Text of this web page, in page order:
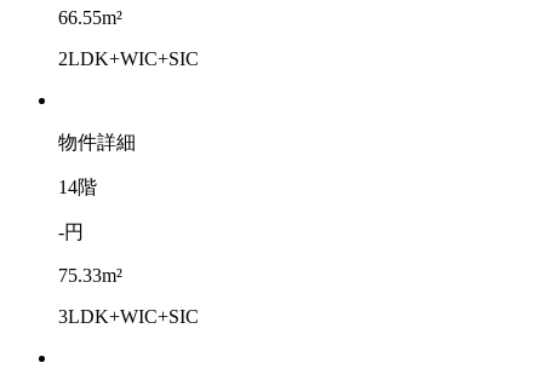
66.55m²
2LDK+WIC+SIC
物件詳細
14階
-円
75.33m²
3LDK+WIC+SIC